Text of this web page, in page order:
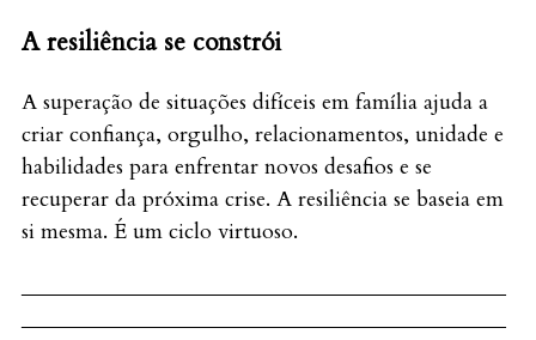
A resiliência se constrói
A superação de situações difíceis em família ajuda a
criar confiança, orgulho, relacionamentos, unidade e
habilidades para enfrentar novos desafios e se
recuperar da próxima crise. A resiliência se baseia em
si mesma. É um ciclo virtuoso.